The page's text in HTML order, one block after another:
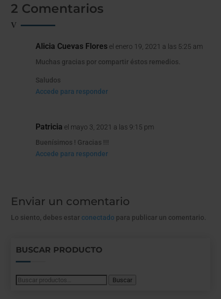
2 Comentarios
Alicia Cuevas Flores el enero 19, 2021 a las 5:25 am
Muchas gracias por compartir éstos remedios.
Saludos
Accede para responder
Patricia el mayo 3, 2021 a las 9:15 pm
Buenísimos ! Gracias !!!
Accede para responder
Enviar un comentario
Lo siento, debes estar conectado para publicar un comentario.
BUSCAR PRODUCTO
Buscar
Buscar